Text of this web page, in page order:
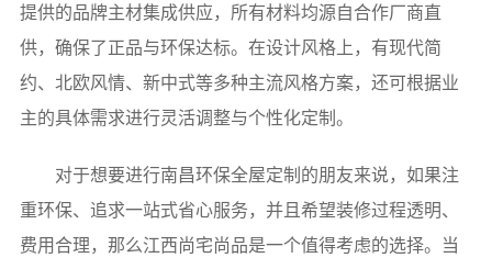
提供的品牌主材集成供应，所有材料均源自合作厂商直
供，确保了正品与环保达标。在设计风格上，有现代简
约、北欧风情、新中式等多种主流风格方案，还可根据业
主的具体需求进行灵活调整与个性化定制。
对于想要进行南昌环保全屋定制的朋友来说，如果注
重环保、追求一站式省心服务，并且希望装修过程透明、
费用合理，那么江西尚宅尚品是一个值得考虑的选择。当